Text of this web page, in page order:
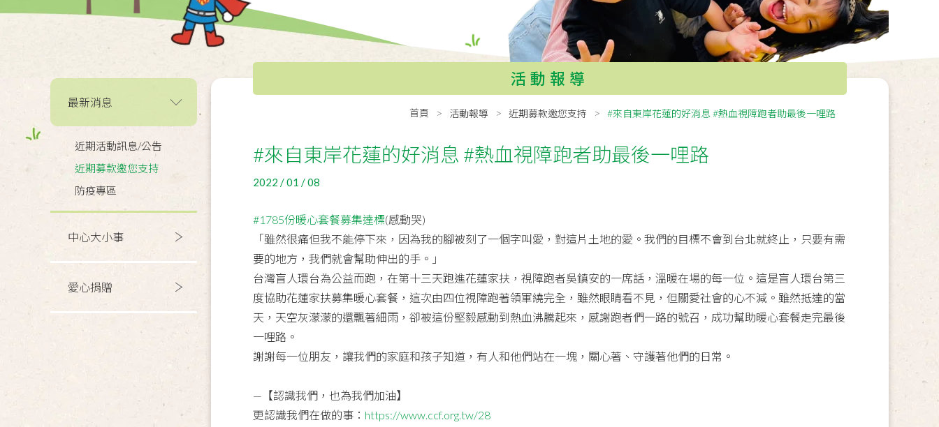
最新消息
近期活動訊息/公告
近期募款邀您支持
防疫專區
中心大小事
愛心捐贈
活動報導
首頁 活動報導 近期募款邀您支持 #來自東岸花蓮的好消息 #熱血視障跑者助最後一哩路
#來自東岸花蓮的好消息 #熱血視障跑者助最後一哩路
2022 / 01 / 08
#1785份暖心套餐募集達標(感動哭)
「雖然很痛但我不能停下來，因為我的腳被刻了一個字叫愛，對這片土地的愛。我們的目標不會到台北就終止，只要有需
要的地方，我們就會幫助伸出的手。」
台灣盲人環台為公益而跑，在第十三天跑進花蓮家扶，視障跑者吳鎮安的一席話，溫暖在場的每一位。這是盲人環台第三
度協助花蓮家扶募集暖心套餐，這次由四位視障跑著領軍繞完全，雖然眼睛看不見，但關愛社會的心不減。雖然抵達的當
天，天空灰濛濛的還飄著細雨，卻被這份堅毅感動到熱血沸騰起來，感謝跑者們一路的號召，成功幫助暖心套餐走完最後
一哩路。
謝謝每一位朋友，讓我們的家庭和孩子知道，有人和他們站在一塊，關心著、守護著他們的日常。
—【認識我們，也為我們加油】
更認識我們在做的事： https://www.ccf.org.tw/28